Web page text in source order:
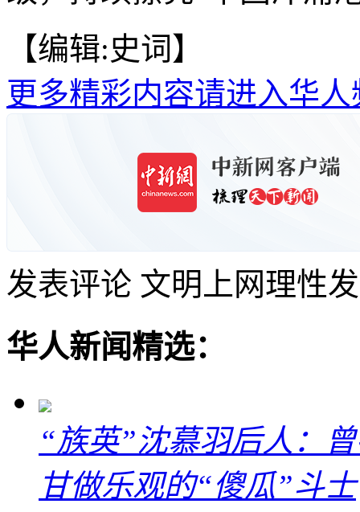
【编辑:史词】
更多精彩内容请进入华人
发表评论 文明上网理性
华人新闻精选：
“族英”沈慕羽后人：
甘做乐观的“傻瓜”斗士